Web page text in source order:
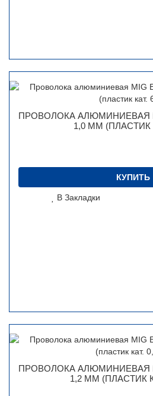
ПРОВОЛОКА АЛЮМИНИЕВАЯ
1,0 ММ (ПЛАСТИК
КУПИТЬ
В Закладки
ПРОВОЛОКА АЛЮМИНИЕВАЯ
1,2 ММ (ПЛАСТИК